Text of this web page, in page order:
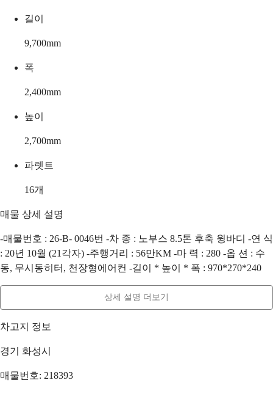
길이
9,700mm
폭
2,400mm
높이
2,700mm
파렛트
16개
매물 상세 설명
-매물번호 : 26-B- 0046번 -차 종 : 노부스 8.5톤 후축 윙바디 -연 식
: 20년 10월 (21각자) -주행거리 : 56만KM -마 력 : 280 -옵 션 : 수
동, 무시동히터, 천장형에어컨 -길이 * 높이 * 폭 : 970*270*240
상세 설명 더보기
차고지 정보
경기 화성시
매물번호: 218393